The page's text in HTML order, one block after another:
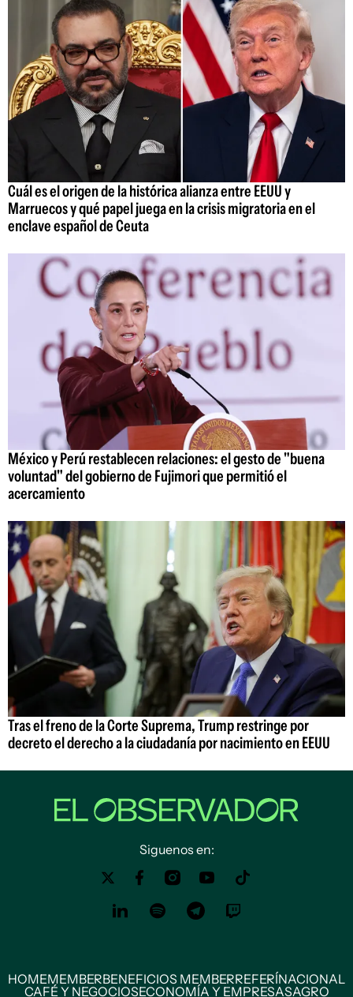
Cuál es el origen de la histórica alianza entre EEUU y
Marruecos y qué papel juega en la crisis migratoria en el
enclave español de Ceuta
México y Perú restablecen relaciones: el gesto de "buena
voluntad" del gobierno de Fujimori que permitió el
acercamiento
Tras el freno de la Corte Suprema, Trump restringe por
decreto el derecho a la ciudadanía por nacimiento en EEUU
Siguenos en:
HOMEMEMBERBENEFICIOS MEMBERREFERÍNACIONAL
CAFÉ Y NEGOCIOSECONOMÍA Y EMPRESASAGRO